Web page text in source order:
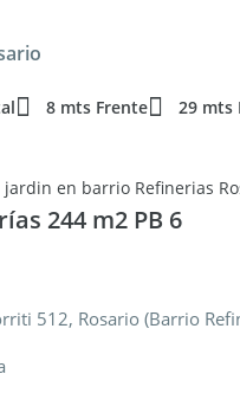
8 mts Frente 29 mts
en barrio Refinerias
244 m2 PB 6
512, Rosario (Barrio